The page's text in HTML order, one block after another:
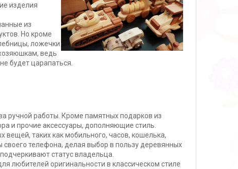
изделия
из
Но кроме
ложечки
ведь
будет царапаться.
ручной работы. Кроме памятных подарков из
и прочие аксессуары, дополняющие стиль.
таких как мобильного, часов, кошелька,
телефона, делая выбор в пользу деревянных
статус владельца.
любителей оригинальности в классическом стиле